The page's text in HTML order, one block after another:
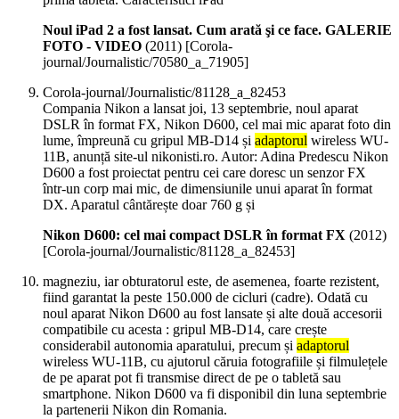
Noul iPad 2 a fost lansat. Cum arată şi ce face. GALERIE
FOTO - VIDEO (2011) [Corola-
journal/Journalistic/70580_a_71905]
Corola-journal/Journalistic/81128_a_82453
Compania Nikon a lansat joi, 13 septembrie, noul aparat
DSLR în format FX, Nikon D600, cel mai mic aparat foto din
lume, împreună cu gripul MB-D14 și adaptorul wireless WU-
11B, anunță site-ul nikonisti.ro. Autor: Adina Predescu Nikon
D600 a fost proiectat pentru cei care doresc un senzor FX
într-un corp mai mic, de dimensiunile unui aparat în format
DX. Aparatul cântărește doar 760 g și
Nikon D600: cel mai compact DSLR în format FX (2012)
[Corola-journal/Journalistic/81128_a_82453]
magneziu, iar obturatorul este, de asemenea, foarte rezistent,
fiind garantat la peste 150.000 de cicluri (cadre). Odată cu
noul aparat Nikon D600 au fost lansate și alte două accesorii
compatibile cu acesta : gripul MB-D14, care crește
considerabil autonomia aparatului, precum și adaptorul
wireless WU-11B, cu ajutorul căruia fotografiile și filmulețele
de pe aparat pot fi transmise direct de pe o tabletă sau
smartphone. Nikon D600 va fi disponibil din luna septembrie
la partenerii Nikon din Romania.